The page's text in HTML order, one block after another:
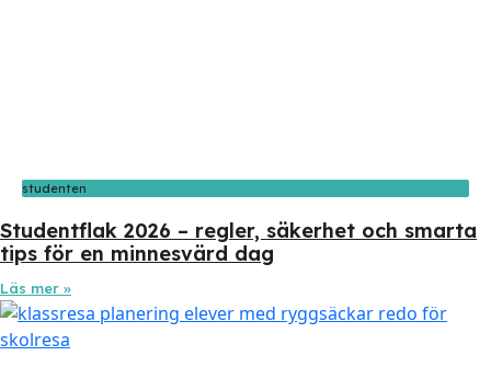
studenten
Studentflak 2026 – regler, säkerhet och smarta
tips för en minnesvärd dag
Läs mer »